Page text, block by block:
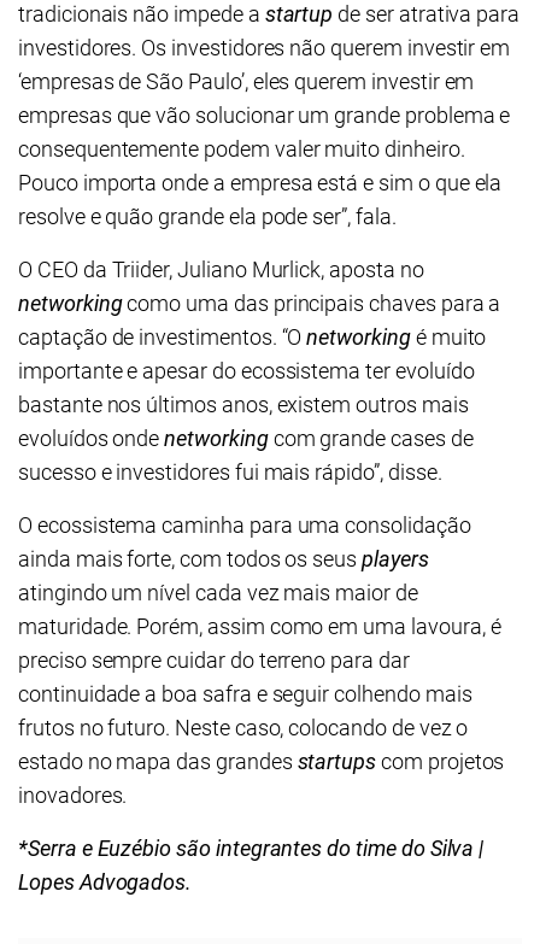
tradicionais não impede a startup de ser atrativa para
investidores. Os investidores não querem investir em
‘empresas de São Paulo’, eles querem investir em
empresas que vão solucionar um grande problema e
consequentemente podem valer muito dinheiro.
Pouco importa onde a empresa está e sim o que ela
resolve e quão grande ela pode ser”, fala.
O CEO da Triider, Juliano Murlick, aposta no
networkingcomo uma das principais chaves para a
captação de investimentos. “Onetworkingé muito
importante e apesar do ecossistema ter evoluído
bastante nos últimos anos, existem outros mais
evoluídos ondenetworkingcom grande cases de
sucesso e investidores fui mais rápido”, disse.
O ecossistema caminha para uma consolidação
ainda mais forte, com todos os seusplayers
atingindo um nível cada vez mais maior de
maturidade. Porém, assim como em uma lavoura, é
preciso sempre cuidar do terreno para dar
continuidade a boa safra e seguir colhendo mais
frutos no futuro. Neste caso, colocando de vez o
estado no mapa das grandes startupscom projetos
inovadores.
*Serra e Euzébio são integrantes do time do Silva |
Lopes Advogados.